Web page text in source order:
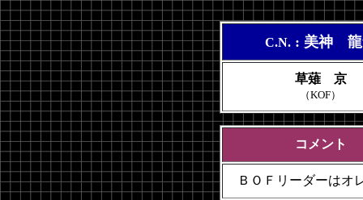
C.N.: 美神 龍
草薙 京
（KOF）
コメント
ＢＯＦリーダーはオ